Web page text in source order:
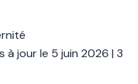
à jour le 5 juin 2026 | 3